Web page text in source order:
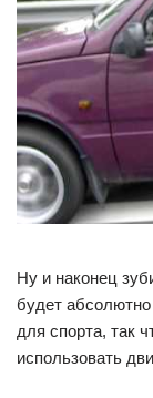
Ну и наконец
будет
для спорта, так
использовать